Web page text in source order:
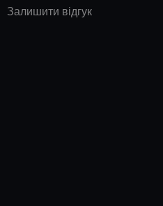
Залишити відгук